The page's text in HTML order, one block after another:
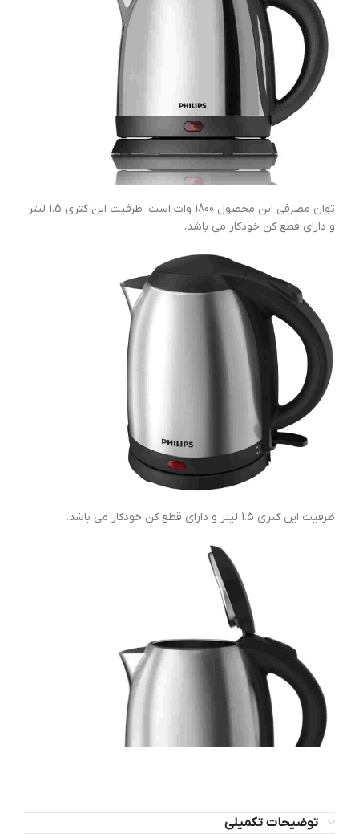
توان مصرفی این محصول 1800 وات است. ظرفیت این کتری 1.5 لیتر
و دارای قطع کن خودکار می باشد.
ظرفیت این کتری 1.5 لیتر و دارای قطع کن خودکار می باشد.
توضیحات تکمیلی